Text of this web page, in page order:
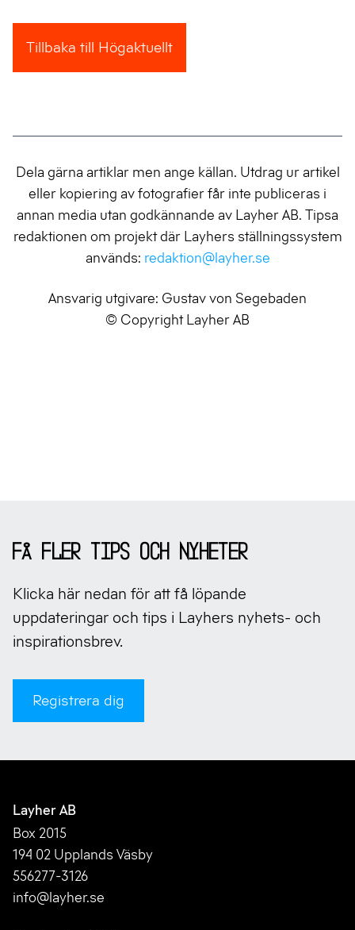
Tillbaka till Högaktuellt
Dela gärna artiklar men ange källan. Utdrag ur artikel
eller kopiering av fotografier får inte publiceras i
annan media utan godkännande av Layher AB. Tipsa
redaktionen om projekt där Layhers ställningssystem
används: redaktion@layher.se
Ansvarig utgivare: Gustav von Segebaden
© Copyright Layher AB
Få fler tips och nyheter
Klicka här nedan för att få löpande
uppdateringar och tips i Layhers nyhets- och
inspirationsbrev.
Registrera dig
Layher AB
Box 2015
194 02 Upplands Väsby
556277-3126
info@layher.se